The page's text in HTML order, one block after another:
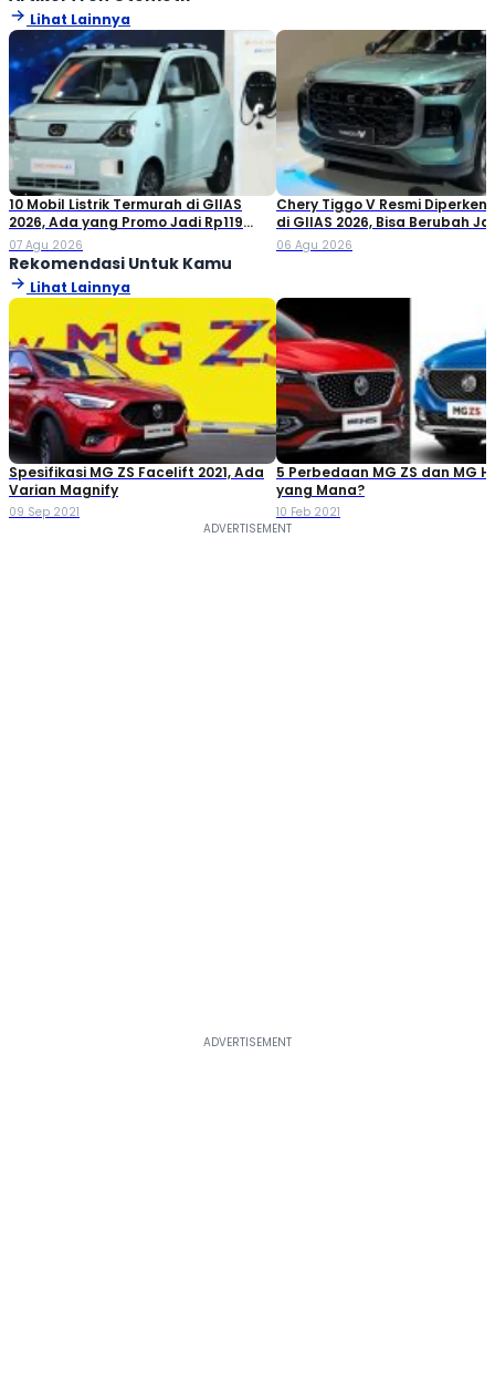
Lihat Lainnya
10 Mobil Listrik Termurah di GIIAS
2026, Ada yang Promo Jadi Rp119
Jutaan!
07 Agu 2026
Chery Tiggo V Resmi
di GIIAS 2026, Bisa Berubah
Double Cabin
06 Agu 2026
Rekomendasi Untuk Kamu
Lihat Lainnya
Spesifikasi MG ZS Facelift 2021, Ada
Varian Magnify
09 Sep 2021
5 Perbedaan MG ZS dan MG
yang Mana?
10 Feb 2021